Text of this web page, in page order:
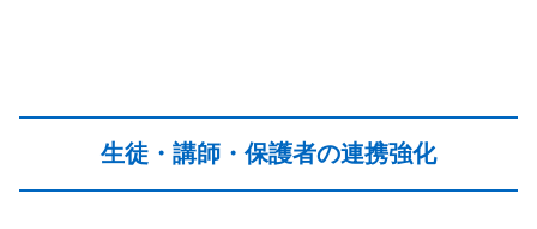
生徒・講師・保護者の連携強化